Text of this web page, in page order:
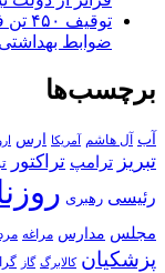
ضوابط بهداشتی
برچسب‌ها
آب آل هاشم آمریکا ارس
تبریز ترامپ تراکتور
رئیسی رهبری
مجلس مدارس مراغه
پزشکیان کالابرگ گاز